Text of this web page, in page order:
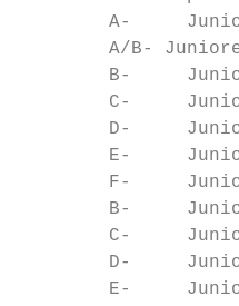
A-
A/B-
B-
C-
D-
E-
F-
B-
C-
D-
E-